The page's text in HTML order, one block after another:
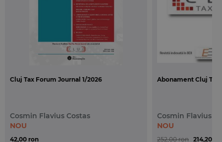
- Index alfabetic – cu trimitere la numerele marginale ale
- Lista cronologica a deciziilor pe sectii – cu trimitere la
numarul de pagina.
Cluj Tax Forum Journal 1/2026
Cosmin Flavius Costas
42,00 ron
NOU
Abonament Cluj Tax
Cosmin Flavius
252,00 ron 214,20
NOU